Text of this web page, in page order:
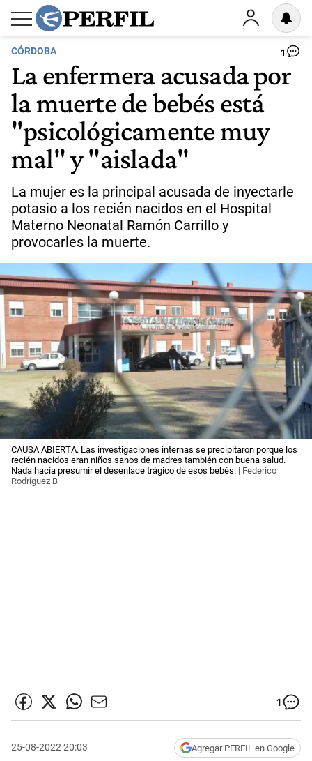
CÓRDOBA 1
La enfermera acusada por
la muerte de bebés está
"psicológicamente muy
mal" y "aislada"
La mujer es la principal acusada de inyectarle
potasio a los recién nacidos en el Hospital
Materno Neonatal Ramón Carrillo y
provocarles la muerte.
CAUSA ABIERTA. Las investigaciones internas se precipitaron porque los
recién nacidos eran niños sanos de madres también con buena salud.
Nada hacía presumir el desenlace trágico de esos bebés. | Federico
Rodríguez B
1
25-08-2022 20:03 Agregar PERFIL en Google